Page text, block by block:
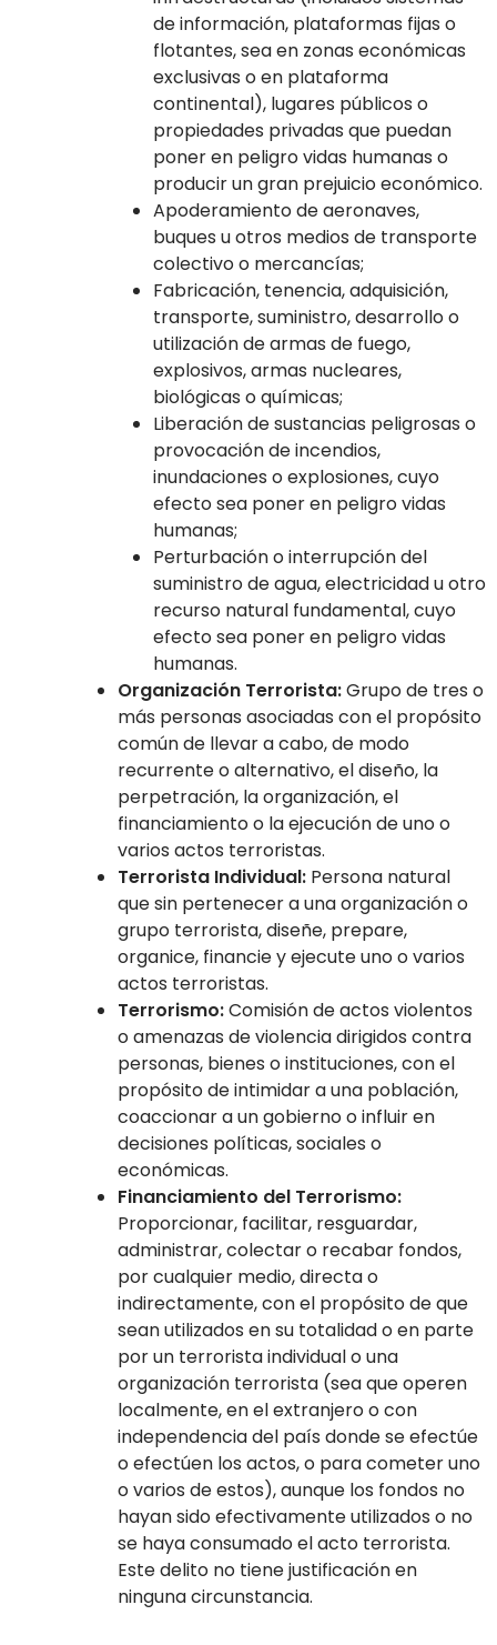
de información, plataformas fijas o
flotantes, sea en zonas económicas
exclusivas o en plataforma
continental), lugares públicos o
propiedades privadas que puedan
poner en peligro vidas humanas o
producir un gran prejuicio económico.
Apoderamiento de aeronaves,
buques u otros medios de transporte
colectivo o mercancías;
Fabricación, tenencia, adquisición,
transporte, suministro, desarrollo o
utilización de armas de fuego,
explosivos, armas nucleares,
biológicas o químicas;
Liberación de sustancias peligrosas o
provocación de incendios,
inundaciones o explosiones, cuyo
efecto sea poner en peligro vidas
humanas;
Perturbación o interrupción del
suministro de agua, electricidad u otro
recurso natural fundamental, cuyo
efecto sea poner en peligro vidas
humanas.
Organización Terrorista:Grupo de tres o
más personas asociadas con el propósito
común de llevar a cabo, de modo
recurrente o alternativo, el diseño, la
perpetración, la organización, el
financiamiento o la ejecución de uno o
varios actos terroristas.
Terrorista Individual: Persona natural
que sin pertenecer a una organización o
grupo terrorista, diseñe, prepare,
organice, financie y ejecute uno o varios
actos terroristas.
Terrorismo:Comisión de actos violentos
o amenazas de violencia dirigidos contra
personas, bienes o instituciones, con el
propósito de intimidar a una población,
coaccionar a un gobierno o influir en
decisiones políticas, sociales o
económicas.
Financiamiento del Terrorismo:
Proporcionar, facilitar, resguardar,
administrar, colectar o recabar fondos,
por cualquier medio, directa o
indirectamente, con el propósito de que
sean utilizados en su totalidad o en parte
por un terrorista individual o una
organización terrorista (sea que operen
localmente, en el extranjero o con
independencia del país donde se efectúe
o efectúen los actos, o para cometer uno
o varios de estos), aunque los fondos no
hayan sido efectivamente utilizados o no
se haya consumado el acto terrorista.
Este delito no tiene justificación en
ninguna circunstancia.